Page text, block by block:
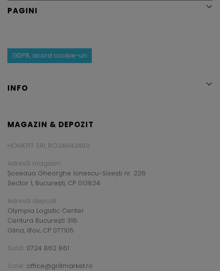
PAGINI 
GDPR, acord cookie-uri
INFO 
MAGAZIN & DEPOZIT
HOMEFIT SRL RO24842480
Adresă magazin:
Șoseaua Gheorghe Ionescu-Sisești nr. 226
Sector 1, București, CP 013824
Adresă depozit:
Olympia Logistic Center
Centura București 316
Glina, Ilfov, CP 077105
Sună: 0724 862 861
Scrie: office@grillmarket.ro